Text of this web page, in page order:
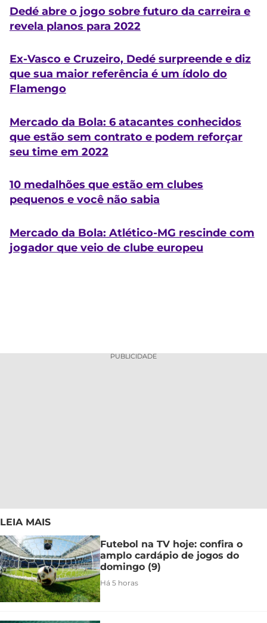
Dedé abre o jogo sobre futuro da carreira e
revela planos para 2022
Ex-Vasco e Cruzeiro, Dedé surpreende e diz
que sua maior referência é um ídolo do
Flamengo
Mercado da Bola: 6 atacantes conhecidos
que estão sem contrato e podem reforçar
seu time em 2022
10 medalhões que estão em clubes
pequenos e você não sabia
Mercado da Bola: Atlético-MG rescinde com
jogador que veio de clube europeu
PUBLICIDADE
LEIA MAIS
Futebol na TV hoje: confira o
amplo cardápio de jogos do
domingo (9)
Há 5 horas